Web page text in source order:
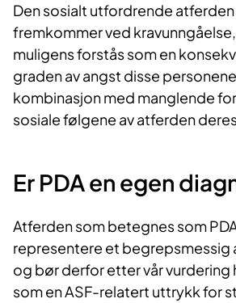
Den sosialt utfordrende
fremkommer ved
muligens forstås som en
graden av angst disse
kombinasjon med manglende
sosiale følgene av atferden
Er PDA en eg​​​en
Atferden som betegnes som
representere et begrepsmessig
og bør derfor etter vår vurdering
som en ASF-relatert uttrykk for